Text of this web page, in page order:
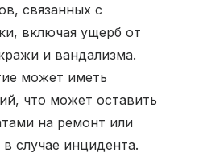
связанных с
включая ущерб от
и вандализма.
может иметь
что может оставить
на ремонт или
случае инцидента.